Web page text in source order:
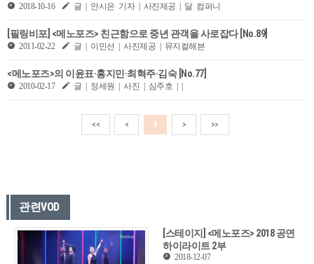
2018-10-16 글 | 안시은 기자 | 사진제공 | 달 컴퍼니
[필링비포] <메노포즈> 친근함으로 중년 관객을 사로잡다 [No.89]
2011-02-22 글 | 이민선 | 사진제공 | 뮤지컬해븐
<메노포즈>의 이윤표·홍지민·최혁주·김숙 [No.77]
2010-02-17 글 | 정세원 | 사진 | 심주호 | |
<< < 1 > >>
관련VOD
[스테이지] <메노포즈> 2018 공연
하이라이트 2부
2018-12-07